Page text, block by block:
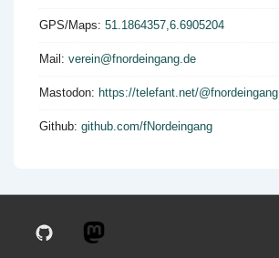
GPS/Maps: 51.1864357,6.6905204
Mail: verein@fnordeingang.de
Mastodon: https://telefant.net/@fnordeingang
Github: github.com/fNordeingang